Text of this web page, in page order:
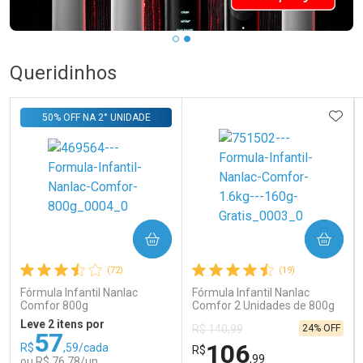
Queridinhos
(72)
Fórmula Infantil Nanlac
Comfor 800g
50% OFF NA 2° UNIDADE
Leve 2 itens por
R$57,59/cada
COMPRAR
(19)
Fórmula Infantil Nanlac
Comfor 2 Unidades de 800g
R$ 140,99
R$106,99
24% OFF
COMPRAR